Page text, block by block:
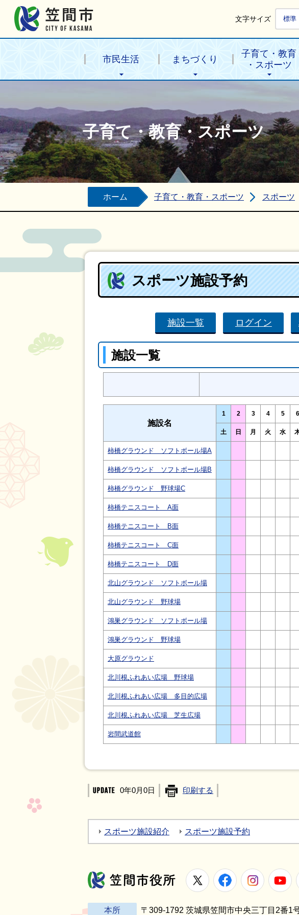
文字サイズ 標準
市民生活 まちづくり
子育て・教育
・スポーツ
子育て・教育・スポーツ
ホーム 子育て・教育・スポーツ スポーツ
スポーツ施設予約
施設一覧 ログイン
施設一覧
施設名
1 2 3 4 5 6
土 日 月 火 水
柿橋グラウンド ソフトボール場A
柿橋グラウンド ソフトボール場B
柿橋グラウンド 野球場C
柿橋テニスコート A面
柿橋テニスコート B面
柿橋テニスコート C面
柿橋テニスコート D面
北山グラウンド ソフトボール場
北山グラウンド 野球場
鴻巣グラウンド ソフトボール場
鴻巣グラウンド 野球場
大原グラウンド
北川根ふれあい広場 野球場
北川根ふれあい広場 多目的広場
北川根ふれあい広場 芝生広場
岩間武道館
0年0月0日 印刷する
スポーツ施設紹介 スポーツ施設予約
笠間市役所
X FacebookInstagram
本所 〒309-1792 茨城県笠間市中央三丁目2番1